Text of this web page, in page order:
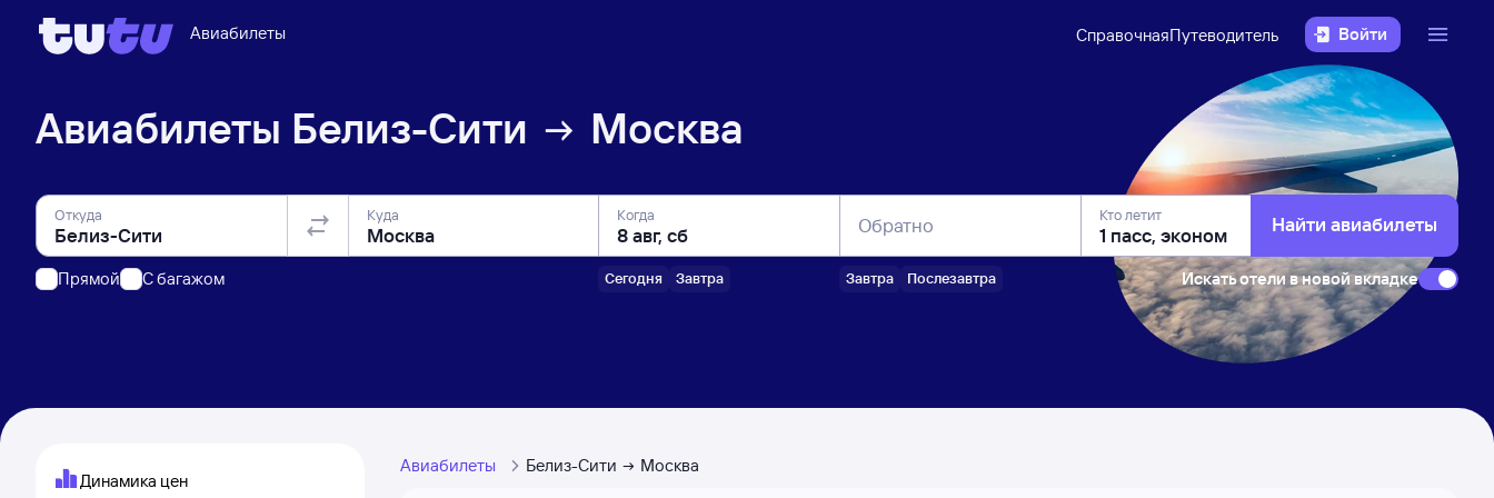
Авиабилеты СправочнаяПутеводитель Войти
Авиабилеты Белиз-Сити Москва
Откуда
Прямой C багажом
Куда Когда
Сегодня Завтра
Обратно
Завтра Послезавтра
Кто летит Найти авиабилеты
Искать отели в новой вкладке
Динамика цен
Авиабилеты Белиз-Сити Москва